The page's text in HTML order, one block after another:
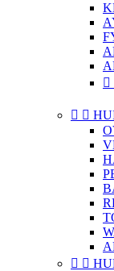

 
 